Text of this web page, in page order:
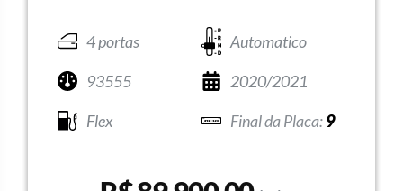
4 portas
Automatico
93555
2020/2021
Flex
9